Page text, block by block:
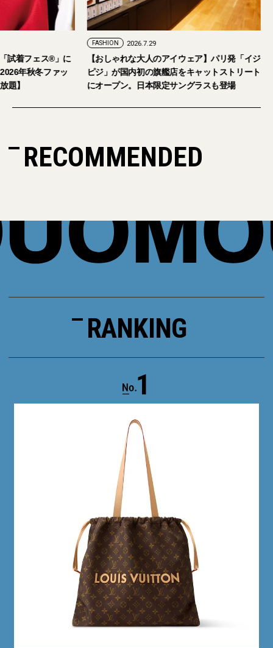
2026年9月5日・6日開催。「試着フェス®︎」に
読者の皆さまをご招待。【2026年秋冬ファッ
ション＆美容アイテム試し放題】
【おしゃれな大人
ピジ」が国内初の
にオープン。日本
RECOMMENDED
RANKING
1